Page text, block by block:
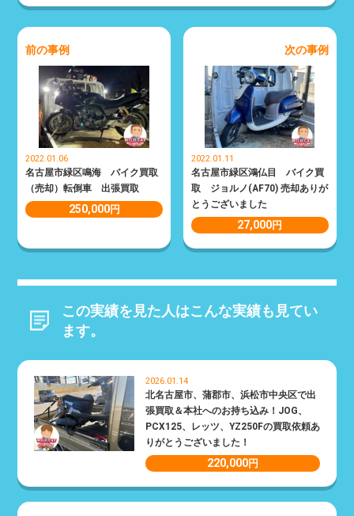
前の事例
2022.01.06
名古屋市緑区鳴海 バイク買取
（売却）転倒車 出張買取
250,000円
次の事例
2022.01.11
名古屋市緑区鴻仏目 バイク買
取 ジョルノ(AF70) 売却ありが
とうございました
27,000円
この実績を見た人はこんな実績も見てい
ます。
2026.01.14
北名古屋市、蒲郡市、浜松市中央区で出
張買取＆本社へのお持ち込み！JOG、
PCX125、レッツ、YZ250Fの買取依頼あ
りがとうございました！
220,000円